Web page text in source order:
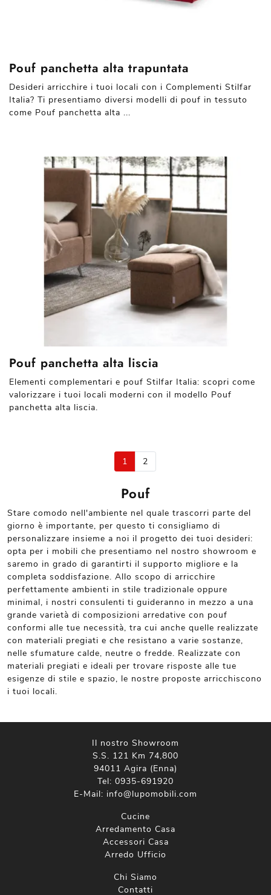
Pouf panchetta alta trapuntata
Desideri arricchire i tuoi locali con i Complementi Stilfar
Italia? Ti presentiamo diversi modelli di pouf in tessuto
come Pouf panchetta alta ...
Pouf panchetta alta liscia
Elementi complementari e pouf Stilfar Italia: scopri come
valorizzare i tuoi locali moderni con il modello Pouf
panchetta alta liscia.
1 2
Pouf
Stare comodo nell'ambiente nel quale trascorri parte del
giorno è importante, per questo ti consigliamo di
personalizzare insieme a noi il progetto dei tuoi desideri:
opta per i mobili che presentiamo nel nostro showroom e
saremo in grado di garantirti il supporto migliore e la
completa soddisfazione. Allo scopo di arricchire
perfettamente ambienti in stile tradizionale oppure
minimal, i nostri consulenti ti guideranno in mezzo a una
grande varietà di composizioni arredative con pouf
conformi alle tue necessità, tra cui anche quelle realizzate
con materiali pregiati e che resistano a varie sostanze,
nelle sfumature calde, neutre o fredde. Realizzate con
materiali pregiati e ideali per trovare risposte alle tue
esigenze di stile e spazio, le nostre proposte arricchiscono
i tuoi locali.
Il nostro Showroom
S.S. 121 Km 74,800
94011 Agira (Enna)
Tel: 0935-691920
E-Mail: info@lupomobili.com
Cucine
Arredamento Casa
Accessori Casa
Arredo Ufficio
Chi Siamo
Contatti